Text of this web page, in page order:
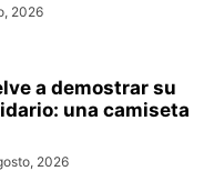
2026
a demostrar su
una camiseta
2026